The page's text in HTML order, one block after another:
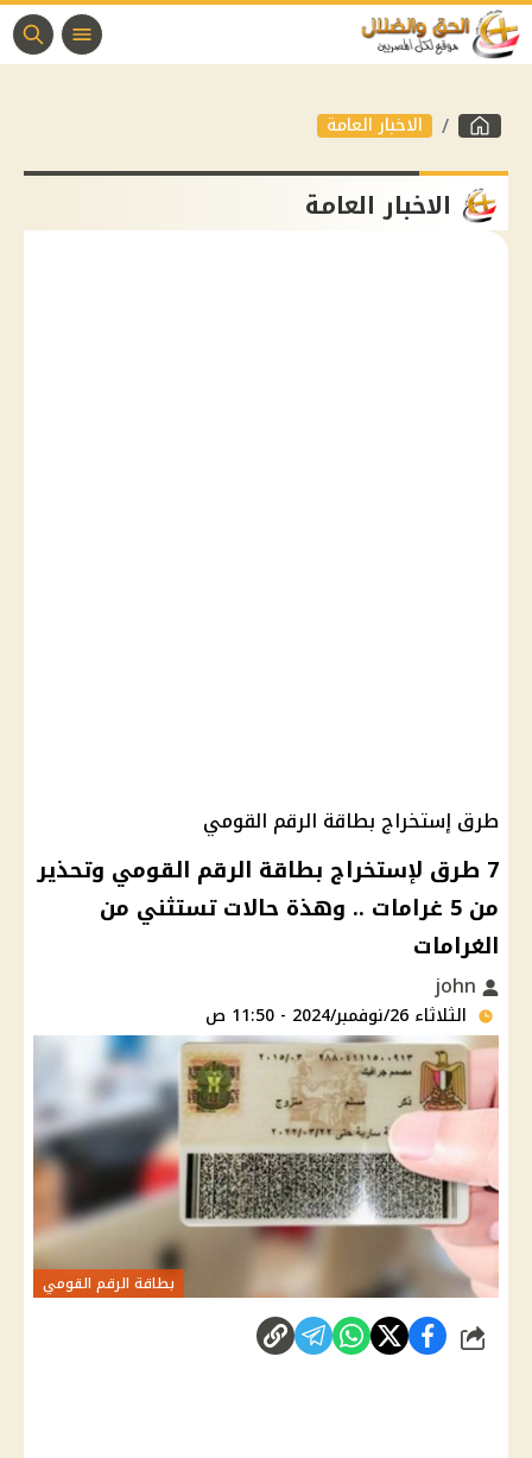
الاخبار العامة
الاخبار العامة
طرق إستخراج بطاقة الرقم القومي
7 طرق لإستخراج بطاقة الرقم القومي وتحذير
من 5 غرامات .. وهذة حالات تستثني من
الغرامات
الثلاثاء 26/نوفمبر/2024 - 11:50 ص
بطاقة الرقم القومي
شارك